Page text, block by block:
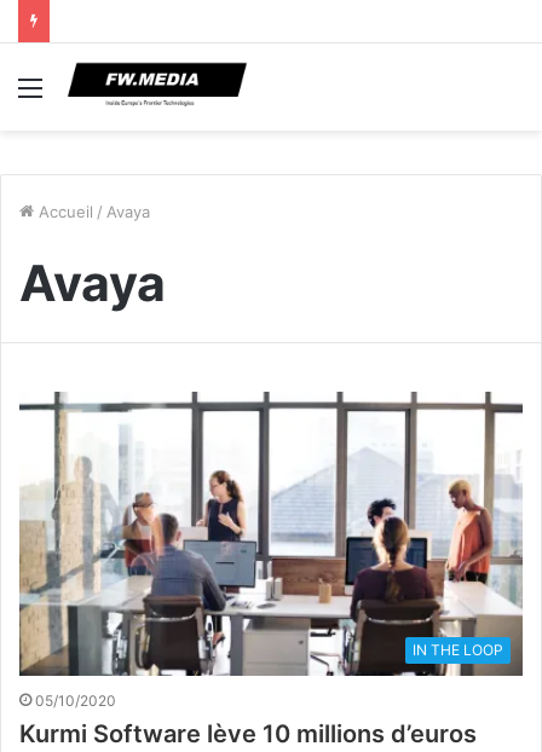
Menu
Accueil / Avaya
Avaya
IN THE LOOP
05/10/2020
Kurmi Software lève 10 millions d’euros